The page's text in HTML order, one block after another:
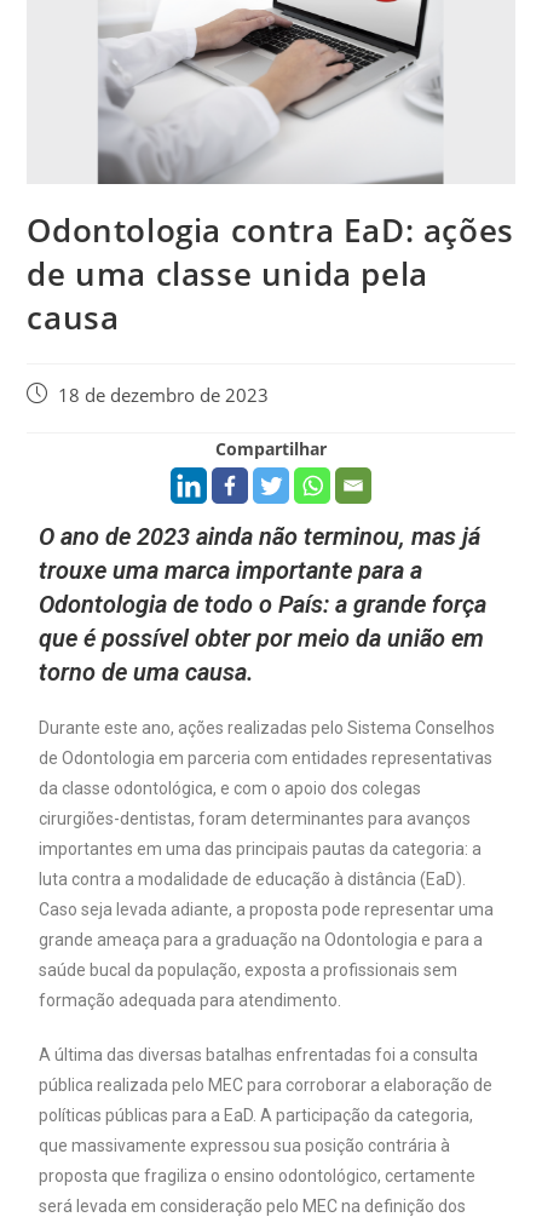
Odontologia contra EaD: ações
de uma classe unida pela
causa
18 de dezembro de 2023
Compartilhar
O ano de 2023 ainda não terminou, mas já
trouxe uma marca importante para a
Odontologia de todo o País: a grande força
que é possível obter por meio da união em
torno de uma causa.
Durante este ano, ações realizadas pelo Sistema Conselhos
de Odontologia em parceria com entidades representativas
da classe odontológica, e com o apoio dos colegas
cirurgiões-dentistas, foram determinantes para avanços
importantes em uma das principais pautas da categoria: a
luta contra a modalidade de educação à distância (EaD).
Caso seja levada adiante, a proposta pode representar uma
grande ameaça para a graduação na Odontologia e para a
saúde bucal da população, exposta a profissionais sem
formação adequada para atendimento.
A última das diversas batalhas enfrentadas foi a consulta
pública realizada pelo MEC para corroborar a elaboração de
políticas públicas para a EaD. A participação da categoria,
que massivamente expressou sua posição contrária à
proposta que fragiliza o ensino odontológico, certamente
será levada em consideração pelo MEC na definição dos